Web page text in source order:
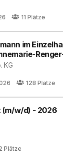
11 Plätze
im
KG
128 Plätze
(m/w/d) - 2026
Plätze